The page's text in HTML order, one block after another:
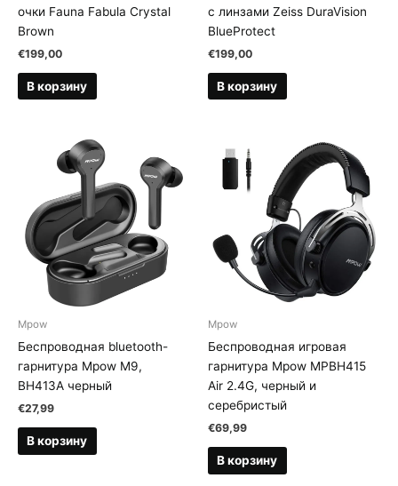
очки Fauna Fabula Crystal
Brown
€199,00
В корзину
с линзами Zeiss DuraVision
BlueProtect
€199,00
В корзину
Mpow
Беспроводная bluetooth-
гарнитура Mpow M9,
BH413A черный
€27,99
В корзину
Mpow
Беспроводная игровая
гарнитура Mpow MPBH415
Air 2.4G, черный и
серебристый
€69,99
В корзину